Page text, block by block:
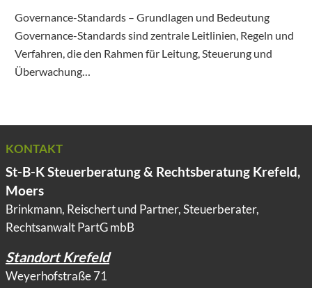
Governance-Standards – Grundlagen und Bedeutung
Governance-Standards sind zentrale Leitlinien, Regeln und
Verfahren, die den Rahmen für Leitung, Steuerung und
Überwachung…
KONTAKT
St-B-K Steuerberatung & Rechtsberatung Krefeld,
Moers
Brinkmann, Reischert und Partner, Steuerberater,
Rechtsanwalt PartG mbB
Standort Krefeld
Weyerhofstraße 71